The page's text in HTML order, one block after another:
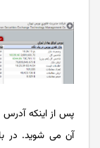
پس از اینکه آدرس
آن می شوید. در